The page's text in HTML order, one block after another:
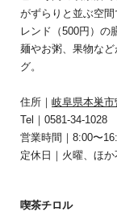
がずらりと並ぶ空
レンド（500円）の
麺やお粥、果物な
グ。
住所｜ 岐阜県本巣
Tel｜0581-34-1028
営業時間｜8:00〜
定休日｜火曜、ほか
喫茶チロル